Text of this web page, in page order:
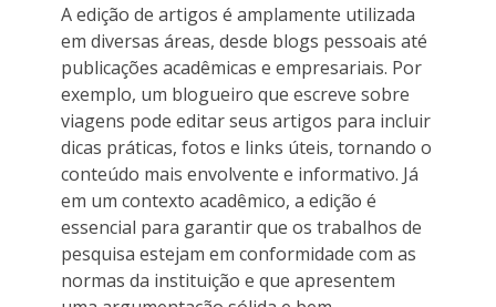
A edição de artigos é amplamente utilizada
em diversas áreas, desde blogs pessoais até
publicações acadêmicas e empresariais. Por
exemplo, um blogueiro que escreve sobre
viagens pode editar seus artigos para incluir
dicas práticas, fotos e links úteis, tornando o
conteúdo mais envolvente e informativo. Já
em um contexto acadêmico, a edição é
essencial para garantir que os trabalhos de
pesquisa estejam em conformidade com as
normas da instituição e que apresentem